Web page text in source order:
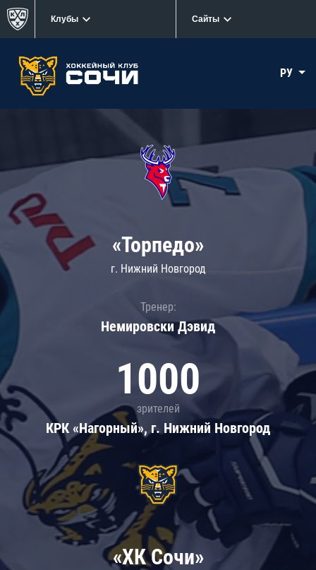
Клубы Сайты
РУ
«Торпедо»
г. Нижний Новгород
Тренер:
Немировски Дэвид
1000
зрителей
КРК «Нагорный», г. Нижний Новгород
«ХК Сочи»